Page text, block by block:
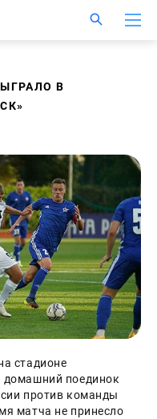
В
стадионе
домашний поединок
против команды
матча не принесло